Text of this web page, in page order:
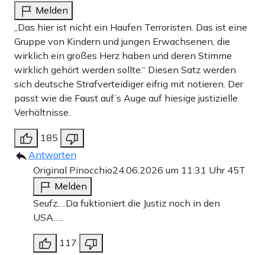
Melden
„Das hier ist nicht ein Haufen Terroristen. Das ist eine
Gruppe von Kindern und jungen Erwachsenen, die
wirklich ein großes Herz haben und deren Stimme
wirklich gehört werden sollte.“ Diesen Satz werden
sich deutsche Strafverteidiger eifrig mit notieren. Der
passt wie die Faust auf’s Auge auf hiesige justizielle
Verhältnisse.
185
Antworten
Original Pinocchio24.06.2026 um 11:31 Uhr 45T
Melden
Seufz….Da fuktioniert die Justiz noch in den
USA…..
117